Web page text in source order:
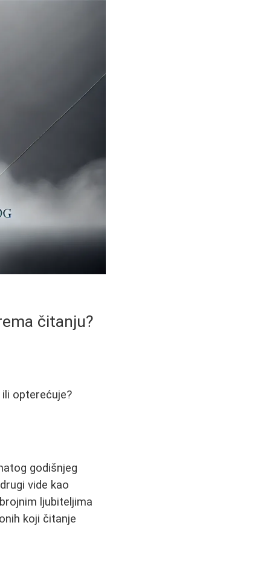
čitanju?
opterećuje?
godišnjeg
vide kao
ljubiteljima
koji čitanje